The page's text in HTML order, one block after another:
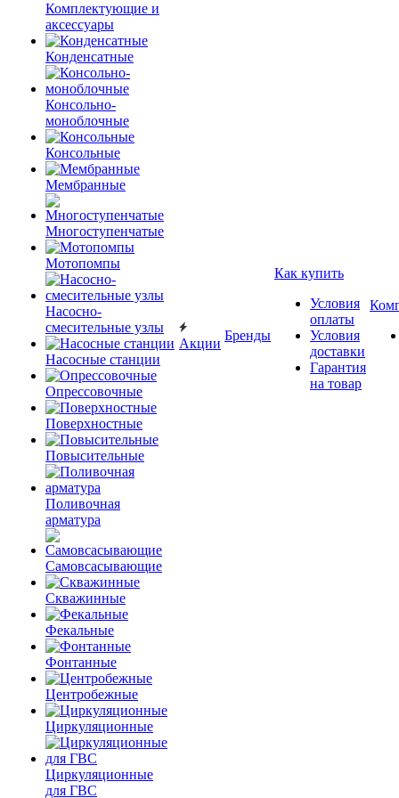
Комплектующие и
аксессуары
Конденсатные
Консольно-
моноблочные
Консольные
Мембранные
Многоступенчатые
Мотопомпы
Насосно-
смесительные узлы
Насосные станции
Опрессовочные
Поверхностные
Повысительные
Поливочная
арматура
Самовсасывающие
Скважинные
Фекальные
Фонтанные
Центробежные
Циркуляционные
Циркуляционные
для ГВС
Акции
Бренды
Как купить
Условия
оплаты
Условия
доставки
Гарантия
на товар